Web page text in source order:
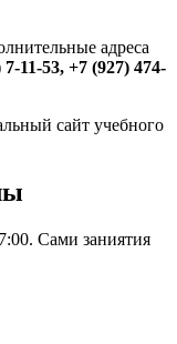
адреса
7-11-53, +7 (927) 474-
сайт учебного
Сами заниятия